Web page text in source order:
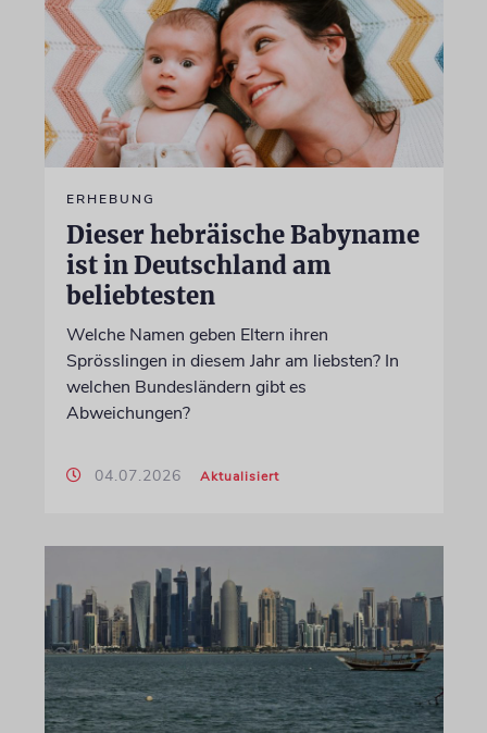
ERHEBUNG
Dieser hebräische Babyname
ist in Deutschland am
beliebtesten
Welche Namen geben Eltern ihren
Sprösslingen in diesem Jahr am liebsten? In
welchen Bundesländern gibt es
Abweichungen?
04.07.2026 Aktualisiert